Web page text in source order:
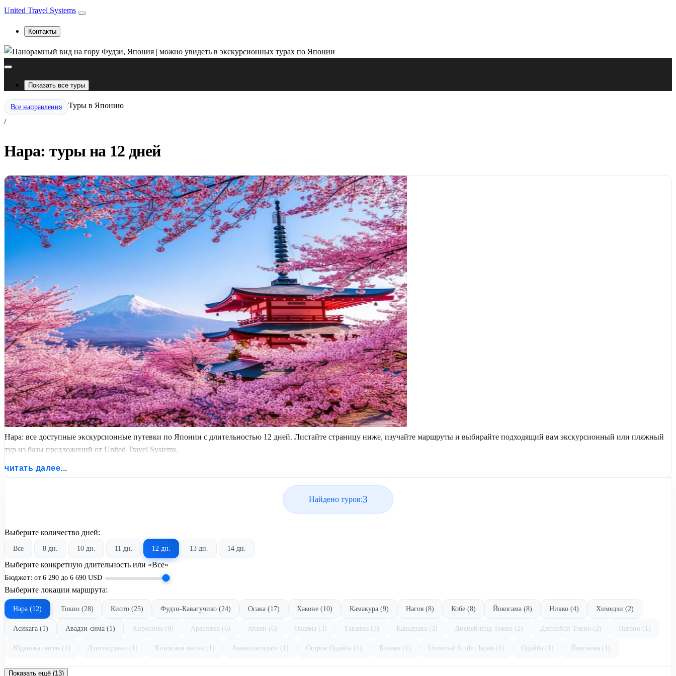
United Travel Systems
Контакты
Показать все туры
Все направления
/
Туры в Японию
Нара: туры на 12 дней
Нара: все доступные экскурсионные путевки по Японии с длительностью 12 дней. Листайте страницу ниже, изучайте маршруты и выбирайте подходящий вам экскурсионный или пляжный
тур из базы предложений от United Travel Systems.
читать далее...
Найдено туров:3
Выберите количество дней:
Все 8 дн. 10 дн. 11 дн. 12 дн. 13 дн. 14 дн.
Выберите конкретную длительность или «Все»
Бюджет: от 6 290 до 6 690 USD
Выберите локации маршрута:
Нара (12) Токио (28) Киото (25) Фудзи-Кавагучико (24) Осака (17) Хаконе (10) Камакура (9) Нагоя (8) Кобе (8) Йокогама (8) Никко (4) Химедзи (2)
Асикага (1) Авадзи-сима (1) Хиросима (9) Арасияма (6) Атами (6) Окаяма (3) Такаяма (3) Канадзава (3) Диснейленд Токио (2) Диснейси Токио (2) Нагано (1)
Юданака онсен (1) Дзигокудани (1) Киносаки онсен (1) Аманохасидате (1) Остров Одайба (1) Бивако (1) Universal Studio Japan (1) Одайба (1) Йокгаома (1)
Показать ещё (13)